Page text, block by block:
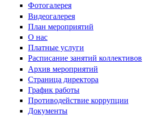
Фотогалерея
Видеогалерея
План мероприятий
О нас
Платные услуги
Расписание занятий коллективов
Архив мероприятий
Страница директора
График работы
Противодействие коррупции
Документы